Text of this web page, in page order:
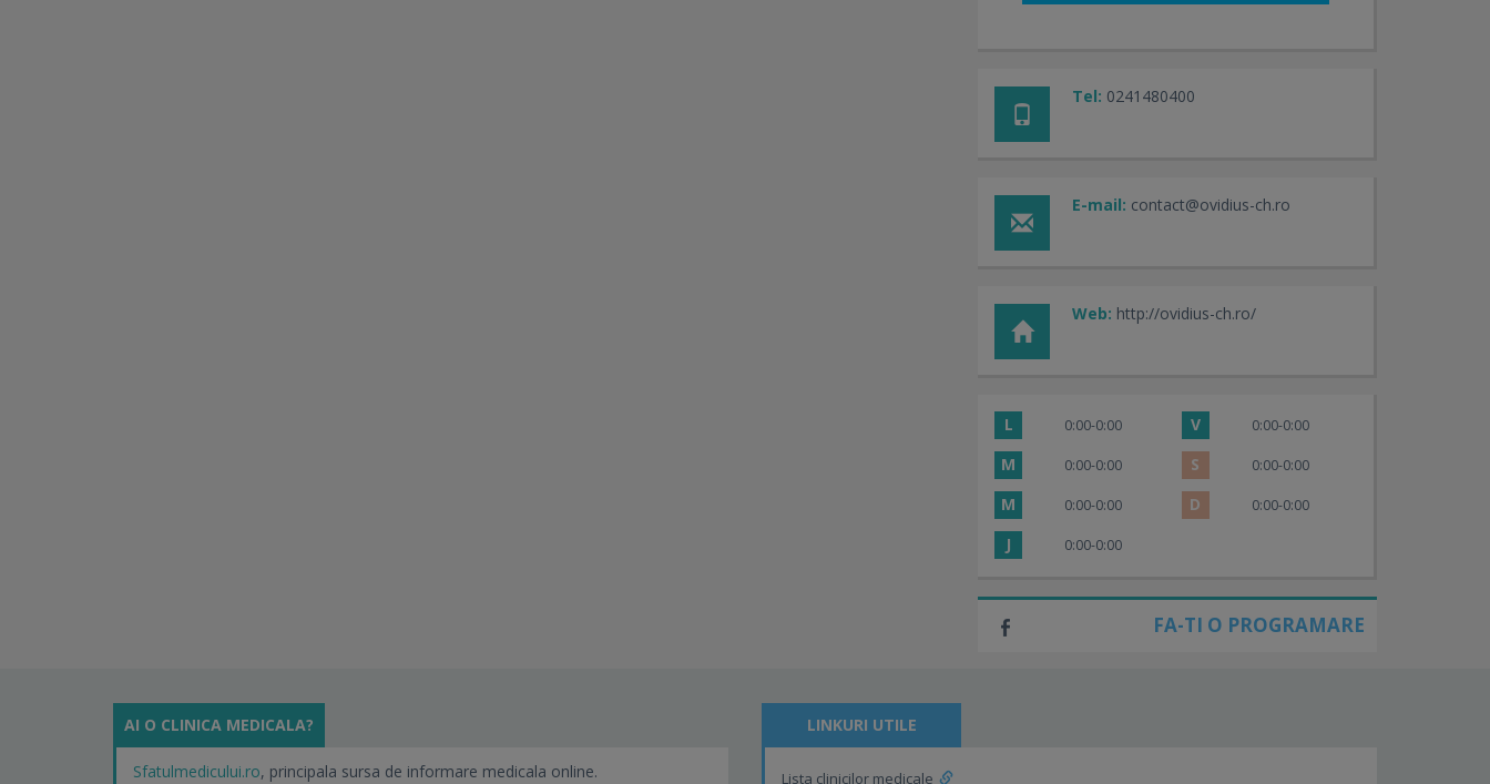
Tel: 0241480400
E-mail: contact@ovidius-ch.ro
Web: http://ovidius-ch.ro/
L 0:00-0:00 V 0:00-0:00
M 0:00-0:00 S 0:00-0:00
M 0:00-0:00 D 0:00-0:00
J 0:00-0:00
FA-TI O PROGRAMARE
AI O CLINICA MEDICALA?
Sfatulmedicului.ro, principala sursa de informare medicala online.
LINKURI UTILE
Lista clinicilor medicale